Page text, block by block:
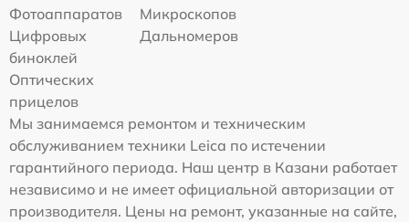
Фотоаппаратов
Микроскопов
Цифровых
биноклей
Дальномеров
Оптических
прицелов
Мы занимаемся ремонтом и техническим
обслуживанием техники Leica по истечении
гарантийного периода. Наш центр в Казани работает
независимо и не имеет официальной авторизации от
производителя. Цены на ремонт, указанные на сайте,